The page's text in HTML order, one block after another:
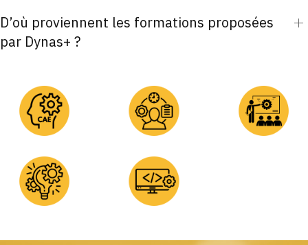
D’où proviennent les formations proposées
par Dynas+ ?